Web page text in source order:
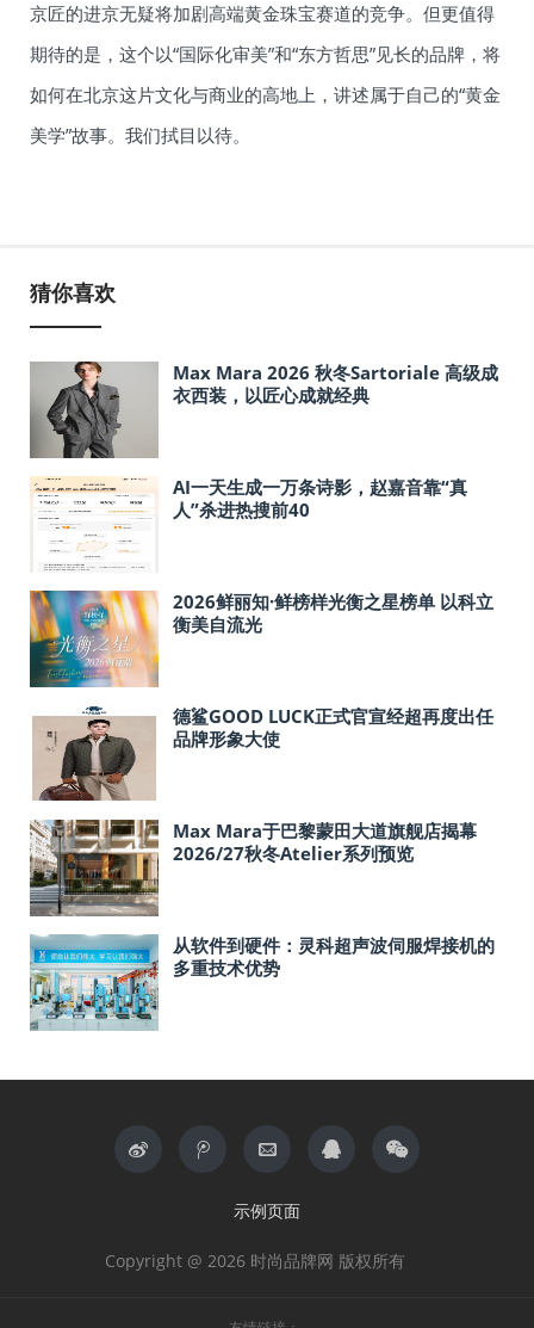
京匠的进京无疑将加剧高端黄金珠宝赛道的竞争。但更值得
期待的是，这个以“国际化审美”和“东方哲思”见长的品牌，将
如何在北京这片文化与商业的高地上，讲述属于自己的“黄金
美学”故事。我们拭目以待。
猜你喜欢
Max Mara 2026 秋冬Sartoriale 高级成
衣西装，以匠心成就经典
AI一天生成一万条诗影，赵嘉音靠“真
人”杀进热搜前40
2026鲜丽知·鲜榜样光衡之星榜单 以科立
衡美自流光
德鲨GOOD LUCK正式官宣经超再度出任
品牌形象大使
Max Mara于巴黎蒙田大道旗舰店揭幕
2026/27秋冬Atelier系列预览
从软件到硬件：灵科超声波伺服焊接机的
多重技术优势
示例页面
Copyright @ 2026 时尚品牌网 版权所有